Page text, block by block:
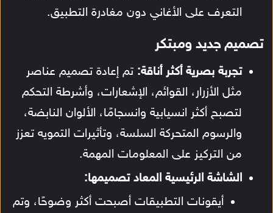
التعرف على الأغاني دون مغادرة التطبيق.
تصميم جديد ومبتكر
تجربة بصرية أكثر أناقة: تم إعادة تصميم عناصر
مثل الأزرار، القوائم، الإشعارات، وأشرطة التحكم
لتصبح أكثر انسيابية وانسجامًا، الألوان النابضة،
والرسوم المتحركة السلسة، وتأثيرات التمويه تعزز
من التركيز على المعلومات المهمة.
الشاشة الرئيسية المعاد تصميمها:
أيقونات التطبيقات أصبحت أكثر وضوحًا، وتم